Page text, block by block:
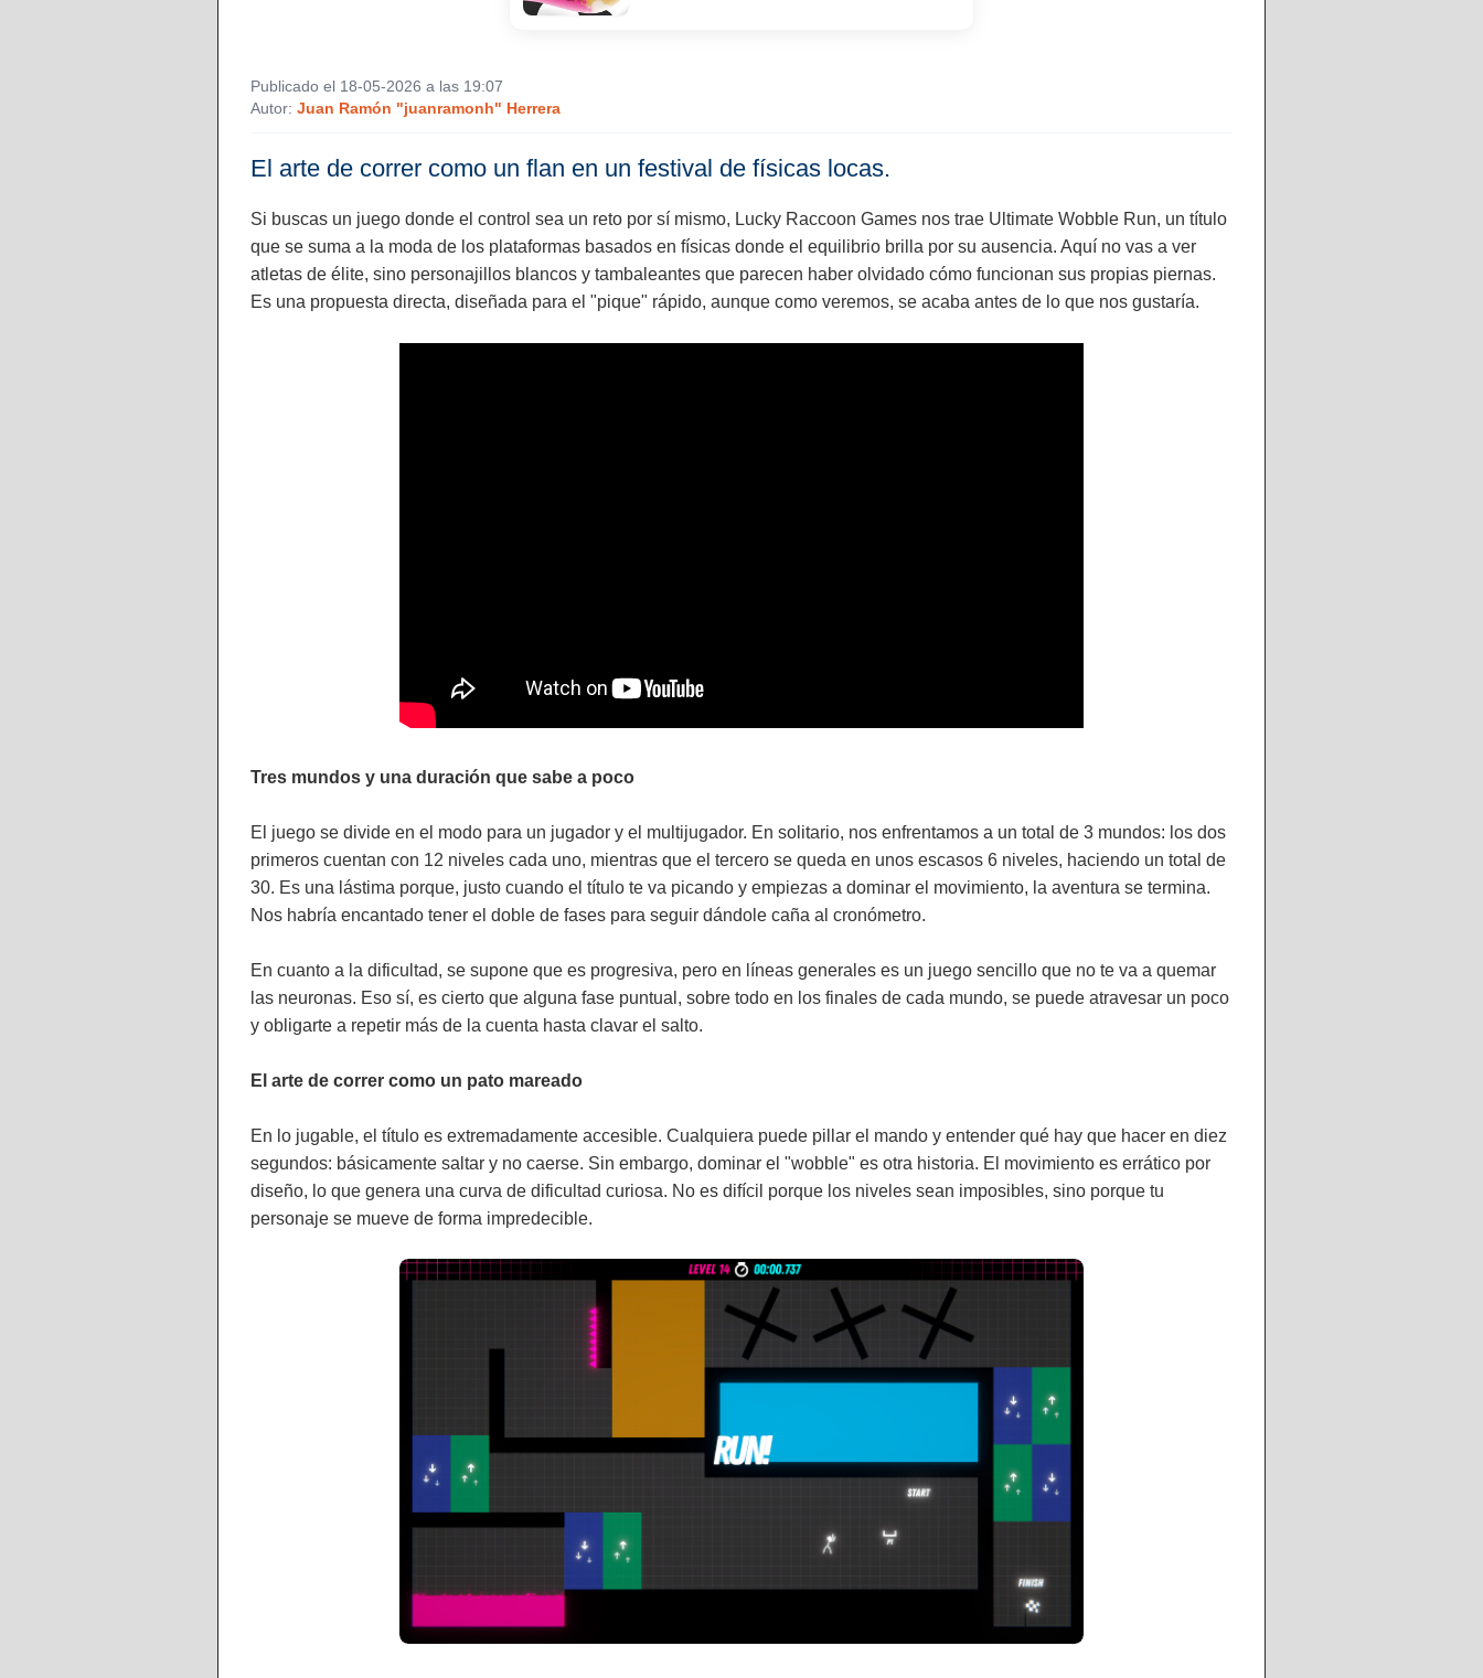
Análisis Imágenes Trucos
Publicado el 18-05-2026 a las 19:07
Autor: Juan Ramón "juanramonh" Herrera
El arte de correr como un flan en un festival de físicas locas.
Si buscas un juego donde el control sea un reto por sí mismo, Lucky Raccoon Games nos trae Ultimate Wobble Run, un título
que se suma a la moda de los plataformas basados en físicas donde el equilibrio brilla por su ausencia. Aquí no vas a ver
atletas de élite, sino personajillos blancos y tambaleantes que parecen haber olvidado cómo funcionan sus propias piernas.
Es una propuesta directa, diseñada para el "pique" rápido, aunque como veremos, se acaba antes de lo que nos gustaría.
Tres mundos y una duración que sabe a poco
El juego se divide en el modo para un jugador y el multijugador. En solitario, nos enfrentamos a un total de 3 mundos: los dos
primeros cuentan con 12 niveles cada uno, mientras que el tercero se queda en unos escasos 6 niveles, haciendo un total de
30. Es una lástima porque, justo cuando el título te va picando y empiezas a dominar el movimiento, la aventura se termina.
Nos habría encantado tener el doble de fases para seguir dándole caña al cronómetro.
En cuanto a la dificultad, se supone que es progresiva, pero en líneas generales es un juego sencillo que no te va a quemar
las neuronas. Eso sí, es cierto que alguna fase puntual, sobre todo en los finales de cada mundo, se puede atravesar un poco
y obligarte a repetir más de la cuenta hasta clavar el salto.
El arte de correr como un pato mareado
En lo jugable, el título es extremadamente accesible. Cualquiera puede pillar el mando y entender qué hay que hacer en diez
segundos: básicamente saltar y no caerse. Sin embargo, dominar el "wobble" es otra historia. El movimiento es errático por
diseño, lo que genera una curva de dificultad curiosa. No es difícil porque los niveles sean imposibles, sino porque tu
personaje se mueve de forma impredecible.